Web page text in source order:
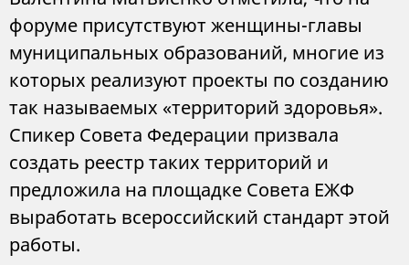
форуме присутствуют женщины-главы
муниципальных образований, многие из
которых реализуют проекты по созданию
так называемых «территорий здоровья».
Спикер Совета Федерации призвала
создать реестр таких территорий и
предложила на площадке Совета ЕЖФ
выработать всероссийский стандарт этой
работы.